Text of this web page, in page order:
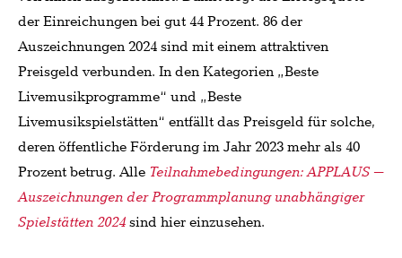
der Einreichungen bei gut 44 Prozent. 86 der
Auszeichnungen 2024 sind mit einem attraktiven
Preisgeld verbunden. In den Kategorien „Beste
Livemusikprogramme“ und „Beste
Livemusikspielstätten“ entfällt das Preisgeld für solche,
deren öffentliche Förderung im Jahr 2023 mehr als 40
Prozent betrug. Alle Teilnahmebedingungen: APPLAUS –
Auszeichnungen der Programmplanung unabhängiger
Spielstätten 2024sind hier einzusehen.